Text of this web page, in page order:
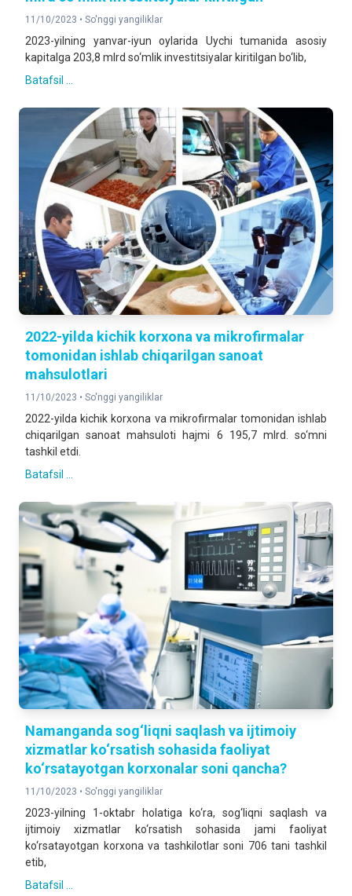
11/10/2023 • So'nggi yangiliklar
2023-yilning yanvar-iyun oylarida Uychi tumanida asosiy
kapitalga 203,8 mlrd so‘mlik investitsiyalar kiritilgan bo‘lib,
Batafsil ...
2022-yilda kichik korxona va mikrofirmalar
tomonidan ishlab chiqarilgan sanoat
mahsulotlari
11/10/2023 • So'nggi yangiliklar
2022-yilda kichik korxona va mikrofirmalar tomonidan ishlab
chiqarilgan sanoat mahsuloti hajmi 6 195,7 mlrd. so‘mni
tashkil etdi.
Batafsil ...
Namanganda sog‘liqni saqlash va ijtimoiy
xizmatlar ko‘rsatish sohasida faoliyat
ko‘rsatayotgan korxonalar soni qancha?
11/10/2023 • So'nggi yangiliklar
2023-yilning 1-oktabr holatiga ko‘ra, sog‘liqni saqlash va
ijtimoiy xizmatlar ko‘rsatish sohasida jami faoliyat
ko‘rsatayotgan korxona va tashkilotlar soni 706 tani tashkil
etib,
Batafsil ...